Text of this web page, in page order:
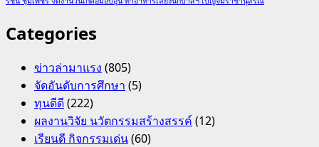
Categories
ข่าวล่ามาแรง (805)
จัดอันดับการศึกษา (5)
ทุนดีดี(222)
ผลงานวิจัย นวัตกรรมสร้างสรรค์ (12)
เรียนดี กิจกรรมเด่น(60)